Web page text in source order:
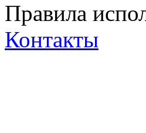
Правила
Контакты